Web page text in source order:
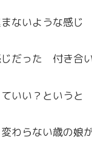
ないような感
じだった 付き合
いい？というと
わらない歳の娘